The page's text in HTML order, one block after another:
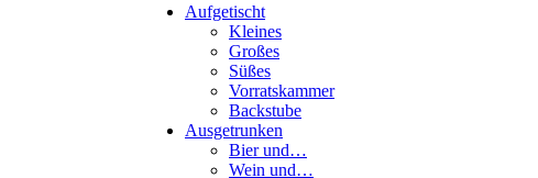
Aufgetischt
Kleines
Großes
Süßes
Vorratskammer
Backstube
Ausgetrunken
Bier und…
Wein und…